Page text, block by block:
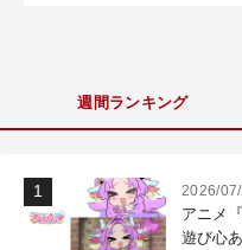
週間ランキング
2026/
アニメ
遊び心